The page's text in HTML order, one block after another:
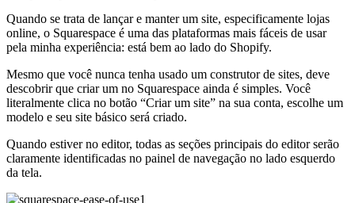
Quando se trata de lançar e manter um site, especificamente lojas
online, o Squarespace é uma das plataformas mais fáceis de usar
pela minha experiência: está bem ao lado do Shopify.
Mesmo que você nunca tenha usado um construtor de sites, deve
descobrir que criar um no Squarespace ainda é simples. Você
literalmente clica no botão “Criar um site” na sua conta, escolhe um
modelo e seu site básico será criado.
Quando estiver no editor, todas as seções principais do editor serão
claramente identificadas no painel de navegação no lado esquerdo
da tela.